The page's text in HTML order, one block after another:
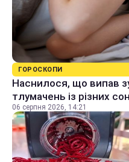
ГОРОСКОПИ
Наснилося, що випав
тлумачень із різних
06 серпня 2026, 14:21